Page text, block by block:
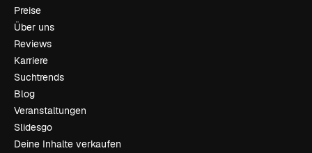
Preise
Über uns
Reviews
Karriere
Suchtrends
Blog
Veranstaltungen
Slidesgo
Deine Inhalte verkaufen